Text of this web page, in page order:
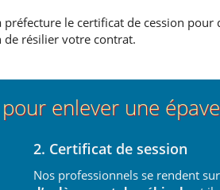
le certificat de cession pour
de résilier votre contrat.
enlever une
2. Certificat de session
Nos professionnels se rendent sur